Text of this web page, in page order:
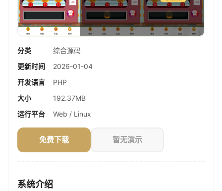
分类
综合源码
更新时间
2026-01-04
开发语言
PHP
大小
192.37MB
运行平台
Web / Linux
免费下载 暂无演示
系统介绍